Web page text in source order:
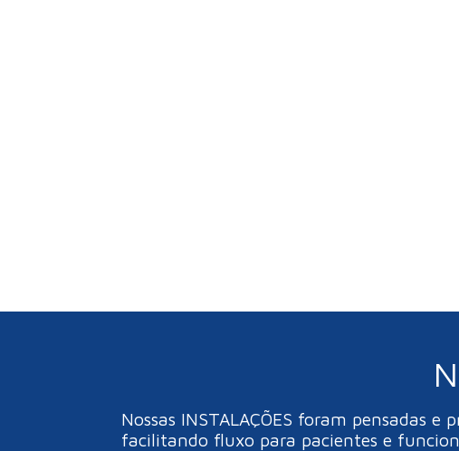
Nossas INSTALAÇÕES foram pensadas
facilitando fluxo para pacientes e